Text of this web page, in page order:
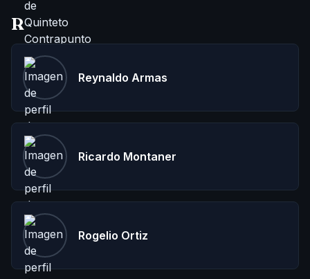
R
Reynaldo Armas
Ricardo Montaner
Rogelio Ortiz